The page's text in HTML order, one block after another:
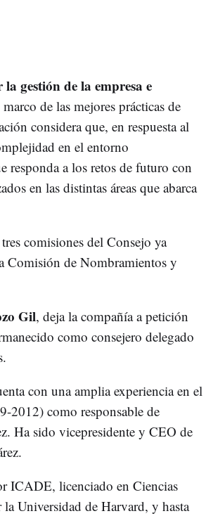
gestión de la empresa e
de las mejores prácticas de
considera que, en respuesta al
en el entorno
responda a los retos de futuro con
en las distintas áreas que abarca
tres comisiones del Consejo ya
Comisión de Nombramientos y
Gil, deja la compañía a petición
como consejero delegado
con una amplia experiencia en el
2012) como responsable de
Ha sido vicepresidente y CEO de
ICADE, licenciado en Ciencias
Universidad de Harvard, y hasta